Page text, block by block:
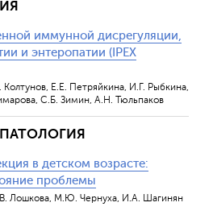
иммунной дисрегуляции,
и энтеропатии (IPEX
Е.Е. Петряйкина, И.Г. Рыбкина,
С.Б. Зимин, А.Н. Тюльпаков
в детском возрасте:
проблемы
Лошкова, М.Ю. Чернуха, И.А. Шагинян